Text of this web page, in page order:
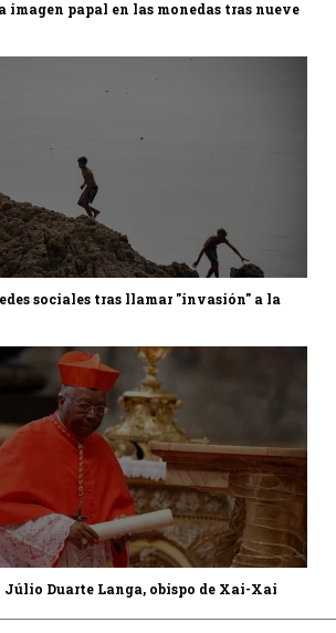
papal en las monedas tras nueve
sociales tras llamar "invasión" a la
Duarte Langa, obispo de Xai-Xai